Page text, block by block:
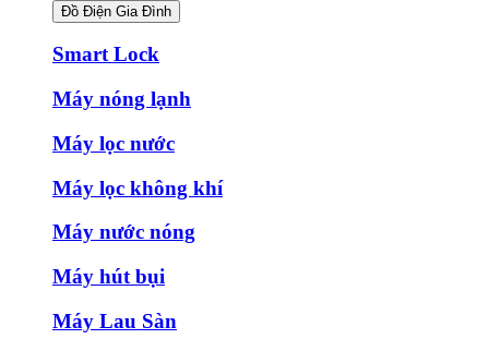
Đồ Điện Gia Đình
Smart Lock
Máy nóng lạnh
Máy lọc nước
Máy lọc không khí
Máy nước nóng
Máy hút bụi
Máy Lau Sàn